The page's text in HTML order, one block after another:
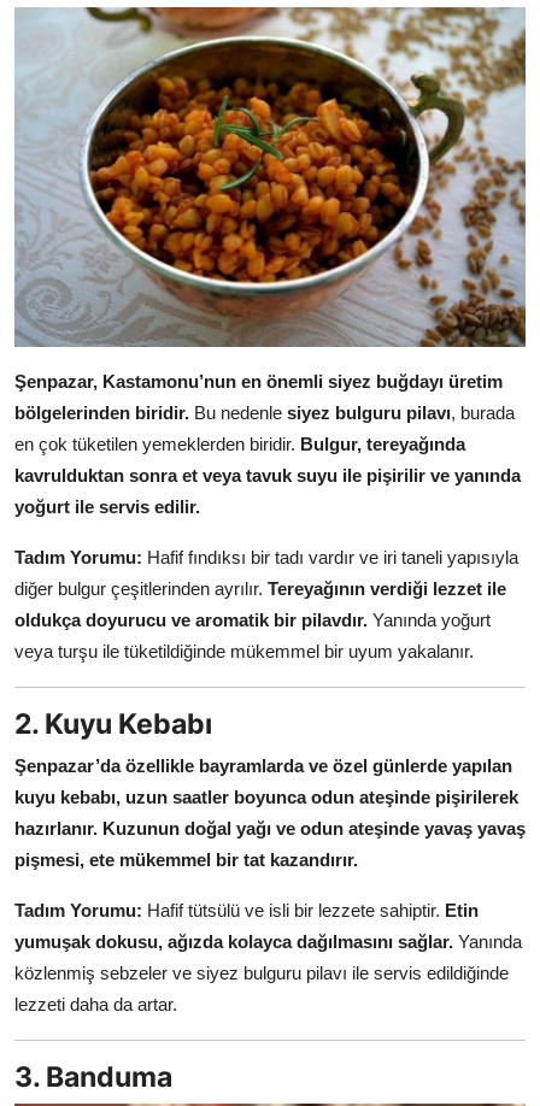
Anne & Bebek Beslenmesi
Mutfak Sırları & Teknikler
Gıda Sözlüğü & Nedir?
Yemek Tarifleri & Menüler
Şenpazar, Kastamonu’nun en önemli siyez buğdayı üretim
bölgelerinden biridir. Bu nedenle siyez bulguru pilavı, burada
en çok tüketilen yemeklerden biridir. Bulgur, tereyağında
kavrulduktan sonra et veya tavuk suyu ile pişirilir ve yanında
yoğurt ile servis edilir.
Tadım Yorumu: Hafif fındıksı bir tadı vardır ve iri taneli yapısıyla
diğer bulgur çeşitlerinden ayrılır. Tereyağının verdiği lezzet ile
oldukça doyurucu ve aromatik bir pilavdır. Yanında yoğurt
veya turşu ile tüketildiğinde mükemmel bir uyum yakalanır.
2. Kuyu Kebabı
Şenpazar’da özellikle bayramlarda ve özel günlerde yapılan
kuyu kebabı, uzun saatler boyunca odun ateşinde pişirilerek
hazırlanır. Kuzunun doğal yağı ve odun ateşinde yavaş yavaş
pişmesi, ete mükemmel bir tat kazandırır.
Tadım Yorumu: Hafif tütsülü ve isli bir lezzete sahiptir. Etin
yumuşak dokusu, ağızda kolayca dağılmasını sağlar. Yanında
közlenmiş sebzeler ve siyez bulguru pilavı ile servis edildiğinde
lezzeti daha da artar.
3. Banduma